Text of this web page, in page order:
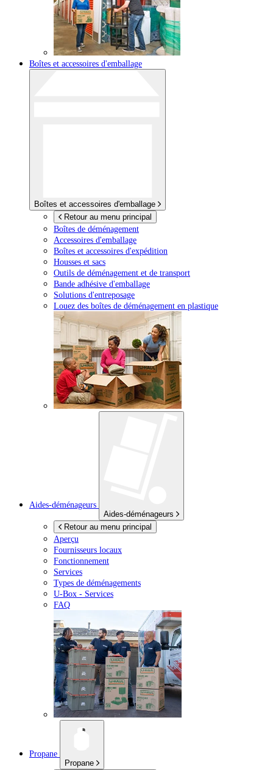
Boîtes et accessoires d'emballage
Boîtes et accessoires d'emballage
Retour au menu principal
Boîtes de déménagement
Accessoires d'emballage
Boîtes et accessoires d'expédition
Housses et sacs
Outils de déménagement et de transport
Bande adhésive d'emballage
Solutions d'entreposage
Louez des boîtes de déménagement en plastique
Aides-déménageurs
Aides-déménageurs
Retour au menu principal
Aperçu
Fournisseurs locaux
Fonctionnement
Services
Types de déménagements
U-Box - Services
FAQ
Propane
Propane